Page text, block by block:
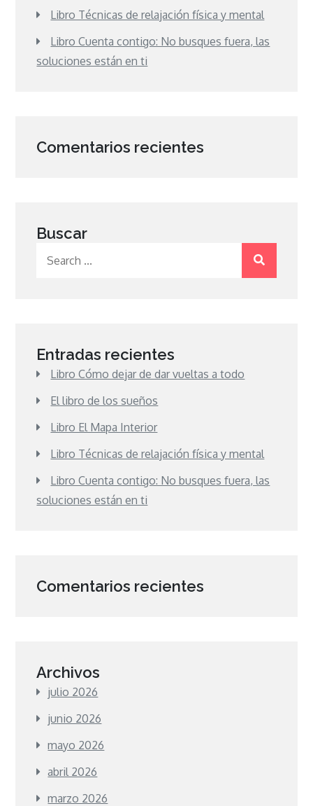
Libro Técnicas de relajación física y mental
Libro Cuenta contigo: No busques fuera, las
soluciones están en ti
Comentarios recientes
Buscar
Entradas recientes
Libro Cómo dejar de dar vueltas a todo
El libro de los sueños
Libro El Mapa Interior
Libro Técnicas de relajación física y mental
Libro Cuenta contigo: No busques fuera, las
soluciones están en ti
Comentarios recientes
Archivos
julio 2026
junio 2026
mayo 2026
abril 2026
marzo 2026